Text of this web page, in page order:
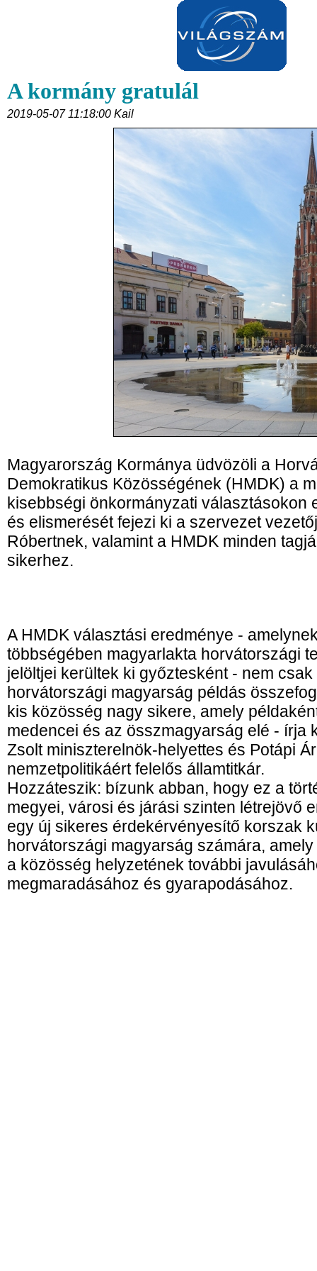
A kormány gratulál
2019-05-07 11:18:00 Kail
Magyarország Kormánya üdvözöli a
Demokratikus Közösségének (HMDK) a
kisebbségi önkormányzati választásokon
és elismerését fejezi ki a szervezet
Róbertnek, valamint a HMDK minden
sikerhez.
A HMDK választási eredménye -
többségében magyarlakta horvátországi
jelöltjei kerültek ki győztesként - nem
horvátországi magyarság példás
kis közösség nagy sikere, amely
medencei és az összmagyarság elé - írja
Zsolt miniszterelnök-helyettes és Potápi
nemzetpolitikáért felelős államtitkár.
Hozzáteszik: bízunk abban, hogy ez a
megyei, városi és járási szinten létrejövő
egy új sikeres érdekérvényesítő korszak
horvátországi magyarság számára,
a közösség helyzetének további
megmaradásához és gyarapodásához.